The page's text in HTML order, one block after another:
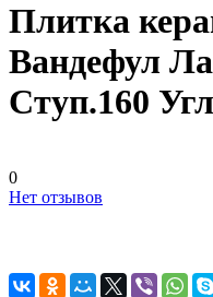
Плитка
Вандефул
Ступ.160
0
Нет отзывов